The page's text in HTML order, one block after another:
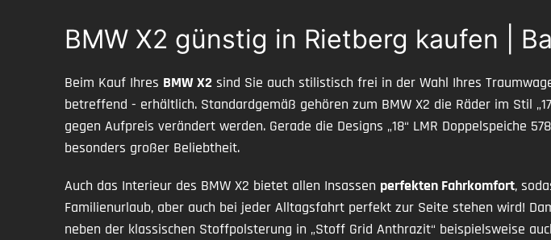
BMW X2 günstig in Rietberg kaufen |
Beim Kauf Ihres BMW X2 sind Sie auch stilistisch frei in der Wahl Ihres
betreffend - erhältlich. Standardgemäß gehören zum BMW X2 die Räder im Stil
gegen Aufpreis verändert werden. Gerade die Designs „18“ LMR Doppelspeiche
besonders großer Beliebtheit.
Auch das Interieur des BMW X2 bietet allen Insassen perfekten Fahrkomfort,
Familienurlaub, aber auch bei jeder Alltagsfahrt perfekt zur Seite stehen wird!
neben der klassischen Stoffpolsterung in „Stoff Grid Anthrazit“ beispielsweise